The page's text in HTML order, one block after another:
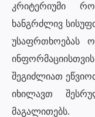
კრიტერიუმი
ხანგრძლივ
უსაფრთხოებას
შეგიძლიათ
იხილავთ
მაგალითებს.